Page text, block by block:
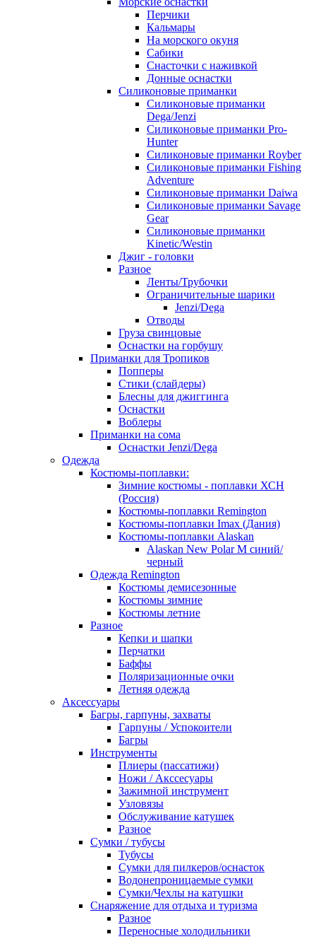
Перчики
Кальмары
На морского окуня
Сабики
Снасточки с наживкой
Донные оснастки
Силиконовые приманки
Силиконовые приманки
Dega/Jenzi
Силиконовые приманки Pro-
Hunter
Силиконовые приманки Royber
Силиконовые приманки Fishing
Adventure
Силиконовые приманки Daiwa
Силиконовые приманки Savage
Gear
Силиконовые приманки
Kinetic/Westin
Джиг - головки
Разное
Ленты/Трубочки
Ограничительные шарики
Jenzi/Dega
Отводы
Груза свинцовые
Оснастки на горбушу
Приманки для Тропиков
Попперы
Стики (слайдеры)
Блесны для джиггинга
Оснастки
Воблеры
Приманки на сома
Оснастки Jenzi/Dega
Одежда
Костюмы-поплавки:
Зимние костюмы - поплавки ХСН
(Россия)
Костюмы-поплавки Remington
Костюмы-поплавки Imax (Дания)
Костюмы-поплавки Alaskan
Alaskan New Polar M синий/
черный
Одежда Remington
Костюмы демисезонные
Костюмы зимние
Костюмы летние
Разное
Кепки и шапки
Перчатки
Баффы
Поляризационные очки
Летняя одежда
Аксессуары
Багры, гарпуны, захваты
Гарпуны / Успокоители
Багры
Инструменты
Плиеры (пассатижи)
Ножи / Акссесуары
Зажимной инструмент
Узловязы
Обслуживание катушек
Разное
Сумки / тубусы
Тубусы
Сумки для пилкеров/оснасток
Водонепроницаемые сумки
Сумки/Чехлы на катушки
Снаряжение для отдыха и туризма
Разное
Переносные холодильники